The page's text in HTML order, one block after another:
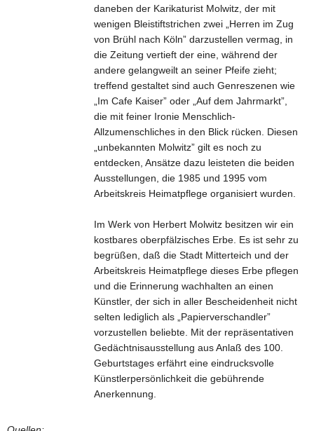
daneben der Karikaturist Molwitz, der mit
wenigen Bleistiftstrichen zwei „Herren im Zug
von Brühl nach Köln” darzustellen vermag, in
die Zeitung vertieft der eine, während der
andere gelangweilt an seiner Pfeife zieht;
treffend gestaltet sind auch Genreszenen wie
„Im Cafe Kaiser” oder „Auf dem Jahrmarkt”,
die mit feiner Ironie Menschlich-
Allzumenschliches in den Blick rücken. Diesen
„unbekannten Molwitz” gilt es noch zu
entdecken, Ansätze dazu leisteten die beiden
Ausstellungen, die 1985 und 1995 vom
Arbeitskreis Heimatpflege organisiert wurden.
Im Werk von Herbert Molwitz besitzen wir ein
kostbares oberpfälzisches Erbe. Es ist sehr zu
begrüßen, daß die Stadt Mitterteich und der
Arbeitskreis Heimatpflege dieses Erbe pflegen
und die Erinnerung wachhalten an einen
Künstler, der sich in aller Bescheidenheit nicht
selten lediglich als „Papierverschandler”
vorzustellen beliebte. Mit der repräsentativen
Gedächtnisausstellung aus Anlaß des 100.
Geburtstages erfährt eine eindrucksvolle
Künstlerpersönlichkeit die gebührende
Anerkennung.